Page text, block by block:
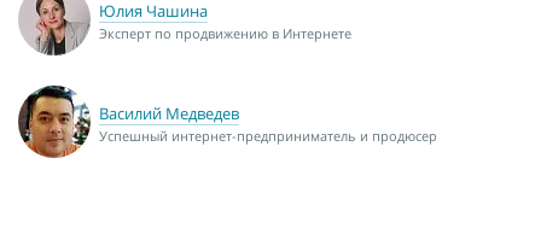
Юлия Чашина
Эксперт по продвижению в Интернете
Василий Медведев
Успешный интернет-предприниматель и продюсер